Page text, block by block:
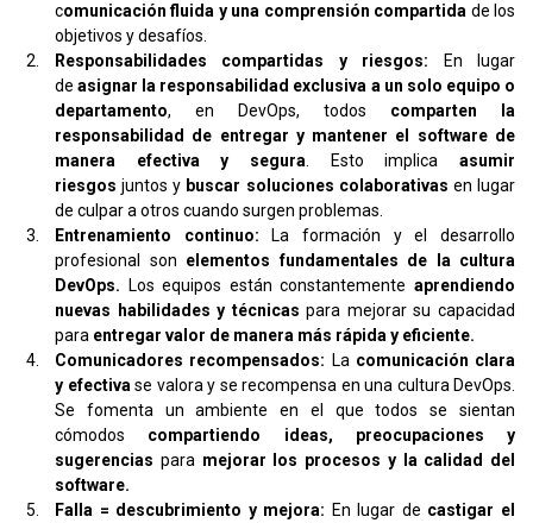
comunicación fluida y una comprensión compartida de los
objetivos y desafíos.
Responsabilidades compartidas y riesgos: En lugar
deasignar la responsabilidad exclusiva a un solo equipo o
departamento, en DevOps, todos comparten la
responsabilidad de entregar y mantener el software de
manera efectiva y segura . Esto implica asumir
riesgos juntos y buscar soluciones colaborativas en lugar
de culpar a otros cuando surgen problemas.
Entrenamiento continuo: La formación y el desarrollo
profesional son elementos fundamentales de la cultura
DevOps. Los equipos están constantemente aprendiendo
nuevas habilidades y técnicas para mejorar su capacidad
para entregar valor de manera más rápida y eficiente.
Comunicadores recompensados: La comunicación clara
y efectiva se valora y se recompensa en una cultura DevOps.
Se fomenta un ambiente en el que todos se sientan
cómodos compartiendo ideas, preocupaciones y
sugerencias para mejorar los procesos y la calidad del
software.
Falla = descubrimiento y mejora: En lugar de castigar el